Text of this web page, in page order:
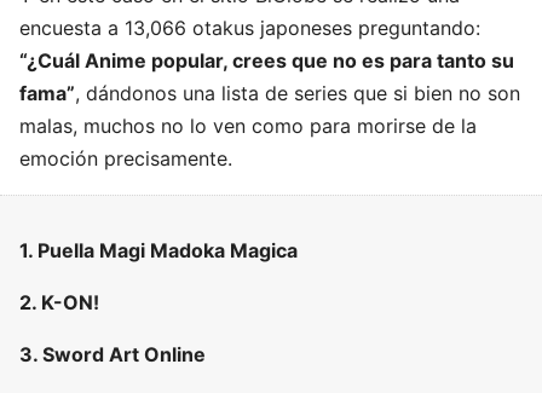
encuesta a 13,066 otakus japoneses preguntando:
“¿Cuál Anime popular, crees que no es para tanto su
fama”, dándonos una lista de series que si bien no son
malas, muchos no lo ven como para morirse de la
emoción precisamente.
1. Puella Magi Madoka Magica
2. K-ON!
3. Sword Art Online